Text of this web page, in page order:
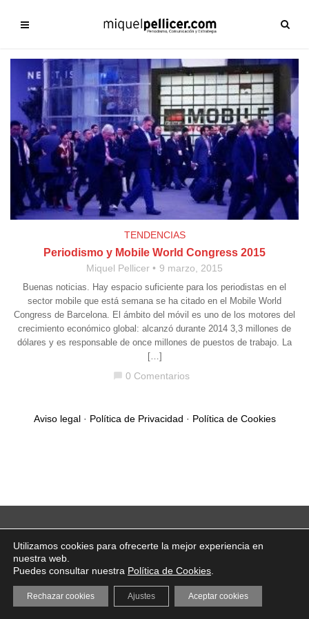
TENDENCIAS
Periodismo y Mobile World Congress 2015
Miquel Pellicer 9 marzo, 2015
Buenas noticias. Hay espacio suficiente para los periodistas en el
sector mobile que está semana se ha citado en el Mobile World
Congress de Barcelona. El ámbito del móvil es uno de los motores del
crecimiento económico global: alcanzó durante 2014 3,3 millones de
dólares y es responsable de once millones de puestos de trabajo. La
[…]
0 Comentarios
Aviso legal· Política de Privacidad · Política de Cookies
Utilizamos cookies para ofrecerte la mejor experiencia en
nuestra web.
Puedes consultar nuestra Política de Cookies
Aceptar cookies
Rechazar cookies Ajustes